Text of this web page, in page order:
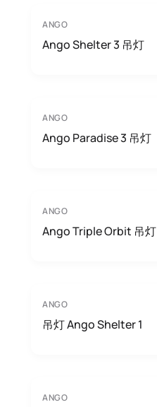
ANGO
Ango Shelter 3 吊灯
ANGO
Ango Paradise 3 吊灯
ANGO
Ango Triple Orbit 吊灯
ANGO
吊灯 Ango Shelter 1
ANGO